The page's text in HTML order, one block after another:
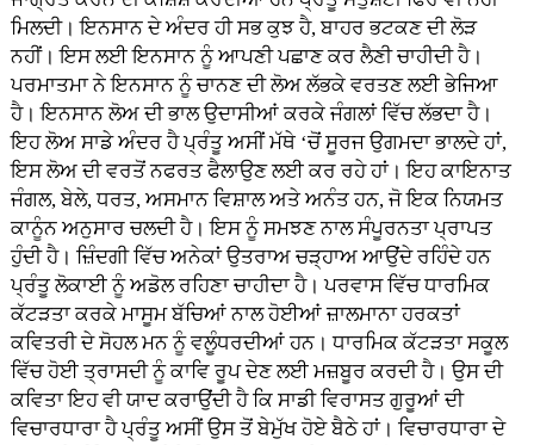
ਮਿਲਦੀ। ਇਨਸਾਨ ਦੇ ਅੰਦਰ ਹੀ ਸਭ ਕੁਝ ਹੈ, ਬਾਹਰ ਭਟਕਣ ਦੀ ਲੋੜ
ਨਹੀਂ। ਇਸ ਲਈ ਇਨਸਾਨ ਨੂੰ ਆਪਣੀ ਪਛਾਣ ਕਰ ਲੈਣੀ ਚਾਹੀਦੀ ਹੈ।
ਪਰਮਾਤਮਾ ਨੇ ਇਨਸਾਨ ਨੂੰ ਚਾਨਣ ਦੀ ਲੋਅ ਲੱਭਕੇ ਵਰਤਣ ਲਈ ਭੇਜਿਆ
ਹੈ। ਇਨਸਾਨ ਲੋਅ ਦੀ ਭਾਲ ਉਦਾਸੀਆਂ ਕਰਕੇ ਜੰਗਲਾਂ ਵਿੱਚ ਲੱਭਦਾ ਹੈ।
ਇਹ ਲੋਅ ਸਾਡੇ ਅੰਦਰ ਹੈ ਪ੍ਰੰਤੂ ਅਸੀਂ ਮੱਥੇ ‘ਚੋਂ ਸੂਰਜ ਉਗਮਦਾ ਭਾਲਦੇ ਹਾਂ,
ਇਸ ਲੋਅ ਦੀ ਵਰਤੋਂ ਨਫਰਤ ਫੈਲਾਉਣ ਲਈ ਕਰ ਰਹੇ ਹਾਂ। ਇਹ ਕਾਇਨਾਤ
ਜੰਗਲ, ਬੇਲੇ, ਧਰਤ, ਅਸਮਾਨ ਵਿਸ਼ਾਲ ਅਤੇ ਅਨੰਤ ਹਨ, ਜੋ ਇਕ ਨਿਯਮਤ
ਕਾਨੂੰਨ ਅਨੁਸਾਰ ਚਲਦੀ ਹੈ। ਇਸ ਨੂੰ ਸਮਝਣ ਨਾਲ ਸੰਪੂਰਨਤਾ ਪ੍ਰਾਪਤ
ਹੁੰਦੀ ਹੈ। ਜ਼ਿੰਦਗੀ ਵਿੱਚ ਅਨੇਕਾਂ ਉਤਰਾਅ ਚੜ੍ਹਾਅ ਆਉਂਦੇ ਰਹਿੰਦੇ ਹਨ
ਪ੍ਰੰਤੂ ਲੋਕਾਈ ਨੂੰ ਅਡੋਲ ਰਹਿਣਾ ਚਾਹੀਦਾ ਹੈ। ਪਰਵਾਸ ਵਿੱਚ ਧਾਰਮਿਕ
ਕੱਟੜਤਾ ਕਰਕੇ ਮਾਸੂਮ ਬੱਚਿਆਂ ਨਾਲ ਹੋਈਆਂ ਜ਼ਾਲਮਾਨਾ ਹਰਕਤਾਂ
ਕਵਿਤਰੀ ਦੇ ਸੋਹਲ ਮਨ ਨੂੰ ਵਲੂੰਧਰਦੀਆਂ ਹਨ। ਧਾਰਮਿਕ ਕੱਟੜਤਾ ਸਕੂਲ
ਵਿੱਚ ਹੋਈ ਤ੍ਰਾਸਦੀ ਨੂੰ ਕਾਵਿ ਰੂਪ ਦੇਣ ਲਈ ਮਜ਼ਬੂਰ ਕਰਦੀ ਹੈ। ਉਸ ਦੀ
ਕਵਿਤਾ ਇਹ ਵੀ ਯਾਦ ਕਰਾਉਂਦੀ ਹੈ ਕਿ ਸਾਡੀ ਵਿਰਾਸਤ ਗੁਰੂਆਂ ਦੀ
ਵਿਚਾਰਧਾਰਾ ਹੈ ਪ੍ਰੰਤੂ ਅਸੀਂ ਉਸ ਤੋਂ ਬੇਮੁੱਖ ਹੋਏ ਬੈਠੇ ਹਾਂ। ਵਿਚਾਰਧਾਰਾ ਦੇ